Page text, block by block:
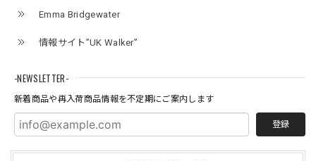
Emma Bridgewater
情報サイト”UK Walker”
-NEWSLETTER-
新着商品や再入荷商品情報を不定期にご案内します
登録